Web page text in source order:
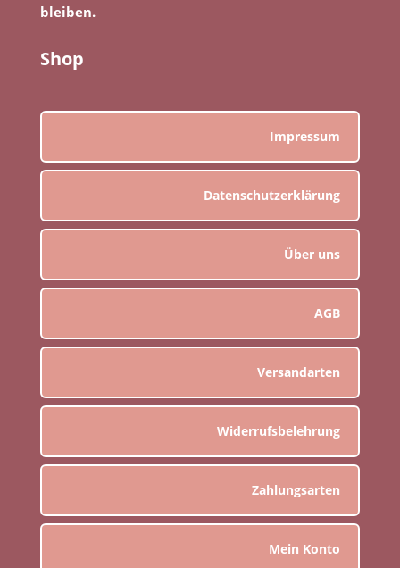
bleiben.
Shop
Impressum
Datenschutzerklärung
Über uns
AGB
Versandarten
Widerrufsbelehrung
Zahlungsarten
Mein Konto